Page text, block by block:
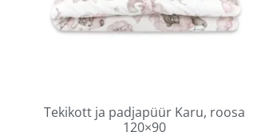
Tekikott ja padjapüür Karu, roosa
120×90